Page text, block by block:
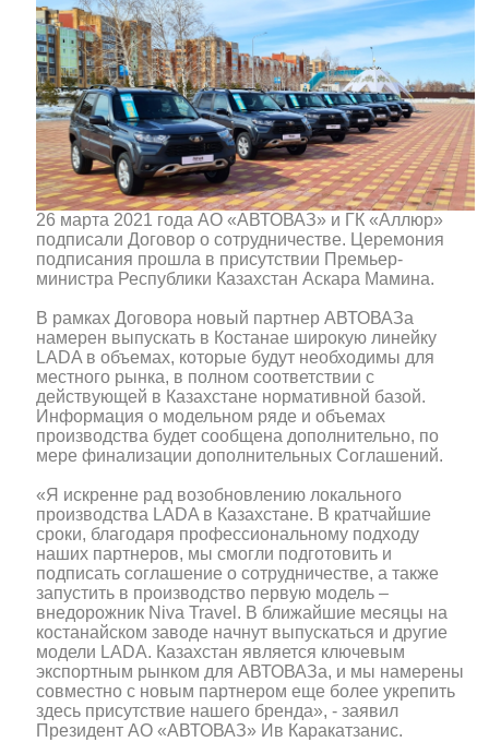
26 марта 2021 года АО «АВТОВАЗ» и ГК «Аллюр»
подписали Договор о сотрудничестве. Церемония
подписания прошла в присутствии Премьер-
министра Республики Казахстан Аскара Мамина.
В рамках Договора новый партнер АВТОВАЗа
намерен выпускать в Костанае широкую линейку
LADA в объемах, которые будут необходимы для
местного рынка, в полном соответствии с
действующей в Казахстане нормативной базой.
Информация о модельном ряде и объемах
производства будет сообщена дополнительно, по
мере финализации дополнительных Соглашений.
«Я искренне рад возобновлению локального
производства LADA в Казахстане. В кратчайшие
сроки, благодаря профессиональному подходу
наших партнеров, мы смогли подготовить и
подписать соглашение о сотрудничестве, а также
запустить в производство первую модель –
внедорожник Niva Travel. В ближайшие месяцы на
костанайском заводе начнут выпускаться и другие
модели LADA. Казахстан является ключевым
экспортным рынком для АВТОВАЗа, и мы намерены
совместно с новым партнером еще более укрепить
здесь присутствие нашего бренда», - заявил
Президент АО «АВТОВАЗ» Ив Каракатзанис.